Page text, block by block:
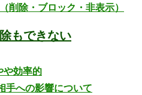
削除・ブロック・非表示）
もできない
や効率的
手への影響について